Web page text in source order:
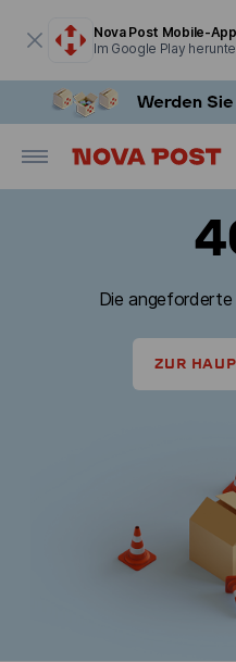
Nova Post Mobile-App
Im Google Play
Die
ZUR